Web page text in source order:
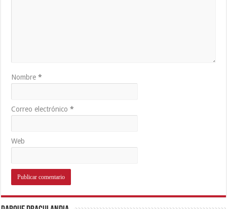
Nombre*
Correo electrónico*
Web